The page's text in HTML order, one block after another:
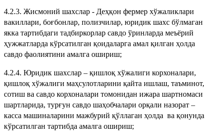
4.2.3. Жисмоний шахслар - Деҳқон фермер хўжаликлари
вакиллари, боғбонлар, полизчилар, юридик шахс бўлмаган
якка тартибдаги тадбиркорлар савдо ўринларда меъёрий
ҳужжатларда кўрсатилган қоидаларга амал қилган ҳолда
савдо фаолиятини амалга ошириш;
4.2.4. Юридик шахслар – қишлоқ хўжалиги корхоналари,
қишлоқ хўжалиги маҳсулотларини қайта ишлаш, таъминот,
сотиш ва савдо корхоналари томонидан ижара шартномаси
шартларида, турғун савдо шаҳобчалари орқали назорат –
касса машиналарини мажбурий қўллаган ҳолда ва қонунда
кўрсатилган тартибда амалга ошириш;